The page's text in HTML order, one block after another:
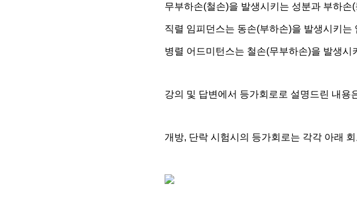
무부하손(철손)을 발생시키는 성분과 부하
직렬 임피던스는 동손(부하손)을 발생시키는
병렬 어드미턴스는 철손(무부하손)을 발생
강의 및 답변에서 등가회로로 설명드린 내용
개방, 단락 시험시의 등가회로는 각각 아래